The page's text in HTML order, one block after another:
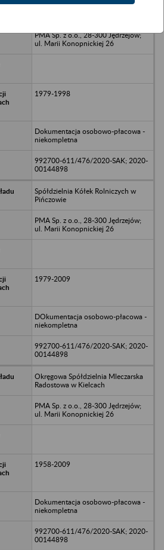
Rolnicza Spółdzielnia Produkcyjna w
PMA Sp. z o.o., 28-300 Jędrzejów;
ul. Marii Konopnickiej 26
1979-1998
Dokumentacja osobowo-płacowa -
niekompletna
992700-611/476/2020-SAK; 2020-
00144898
Spółdzielnia Kółek Rolniczych w
Pińczowie
PMA Sp. z o.o., 28-300 Jędrzejów;
ul. Marii Konopnickiej 26
1979-2009
DOkumentacja osobowo-płacowa -
niekompletna
992700-611/476/2020-SAK; 2020-
00144898
Okręgowa Spółdzielnia Mleczarska
Radostowa w Kielcach
PMA Sp. z o.o., 28-300 Jędrzejów;
ul. Marii Konopnickiej 26
1958-2009
Dokumentacja osobowo-płacowa -
niekompletna
992700-611/476/2020-SAK; 2020-
00144898